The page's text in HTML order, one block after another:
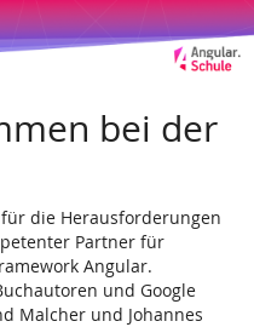
bei der
die Herausforderungen
Partner für
Angular.
und Google
Malcher und Johannes